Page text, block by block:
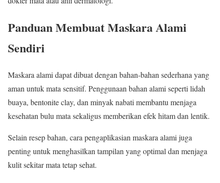
Panduan Membuat Maskara Alami
Sendiri
Maskara alami dapat dibuat dengan bahan-bahan sederhana yang
aman untuk mata sensitif. Penggunaan bahan alami seperti lidah
buaya, bentonite clay, dan minyak nabati membantu menjaga
kesehatan bulu mata sekaligus memberikan efek hitam dan lentik.
Selain resep bahan, cara pengaplikasian maskara alami juga
penting untuk menghasilkan tampilan yang optimal dan menjaga
kulit sekitar mata tetap sehat.